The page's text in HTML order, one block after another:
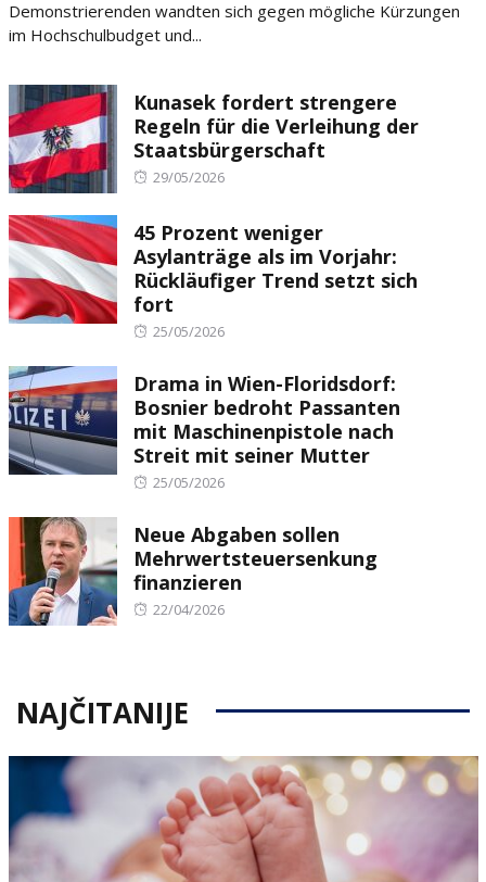
Demonstrierenden wandten sich gegen mögliche Kürzungen
im Hochschulbudget und...
Kunasek fordert strengere
Regeln für die Verleihung der
Staatsbürgerschaft
Posted
29/05/2026
45 Prozent weniger
Asylanträge als im Vorjahr:
Rückläufiger Trend setzt sich
fort
Posted
25/05/2026
Drama in Wien-Floridsdorf:
Bosnier bedroht Passanten
mit Maschinenpistole nach
Streit mit seiner Mutter
Posted
25/05/2026
Neue Abgaben sollen
Mehrwertsteuersenkung
finanzieren
Posted
22/04/2026
NAJČITANIJE